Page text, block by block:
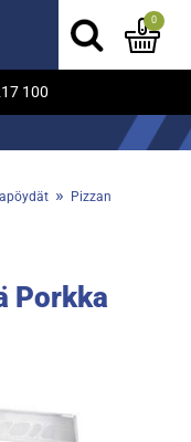
100
0
»
Pizzan
Porkka